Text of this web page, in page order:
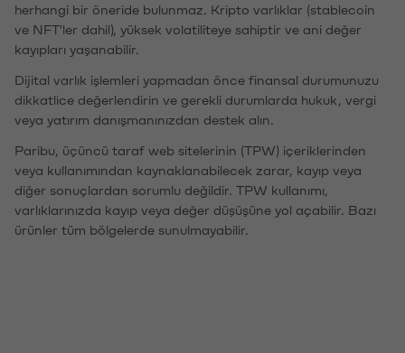
herhangi bir öneride bulunmaz. Kripto varlıklar (stablecoin
ve NFT'ler dahil), yüksek volatiliteye sahiptir ve ani değer
kayıpları yaşanabilir.
Dijital varlık işlemleri yapmadan önce finansal durumunuzu
dikkatlice değerlendirin ve gerekli durumlarda hukuk, vergi
veya yatırım danışmanınızdan destek alın.
Paribu, üçüncü taraf web sitelerinin (TPW) içeriklerinden
veya kullanımından kaynaklanabilecek zarar, kayıp veya
diğer sonuçlardan sorumlu değildir. TPW kullanımı,
varlıklarınızda kayıp veya değer düşüşüne yol açabilir. Bazı
ürünler tüm bölgelerde sunulmayabilir.